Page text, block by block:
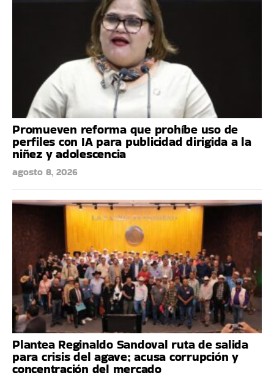
Promueven reforma que prohíbe uso de
perfiles con IA para publicidad dirigida a la
niñez y adolescencia
agosto 8, 2026
Plantea Reginaldo Sandoval ruta de salida
para crisis del agave; acusa corrupción y
concentración del mercado